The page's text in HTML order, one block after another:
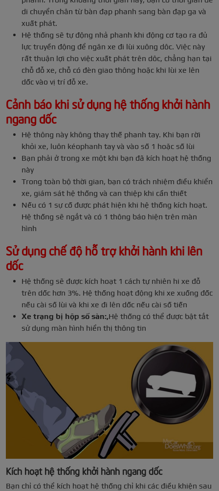
di chuyển chân từ bàn đạp phanh sang bàn đạp ga và
xuất phát.
Hệ thống sẽ tự động nhả phanh khi động cơ tạo ra đủ
lực truyền động để ngăn xe đi lùi xuông dôc. Việc này
rất thuận lợi cho việc xuất phát trên dôc, chẳng hạn tại
chỗ đỗ xe, chỗ có đèn giao thông hoặc khi lùi xe lên
dốc vào vị trí đỗ xe.
Cảnh báo khi sử dụng hệ thống khởi hành
ngang dốc
Hệ thông này không thay thế phanh tay. Khi bạn rời
khỏi xe, luôn kéophanh tay và vào số 1 hoặc số lùi
Bạn phải ở trong xe một khi bạn đã kích hoạt hệ thống
này
Trong toàn bộ thời gian, bạn có trách nhiệm điều khiển
xe, giám sát hệ thống và can thiệp khi cần thiết
Nếu có 1 sự cố được phát hiện khi hệ thống kích hoạt.
Hệ thống sẽ ngắt và có 1 thông báo hiện trên màn
hình
Sử dụng chế độ hỗ trợ khởi hành khi lên
dốc
Hệ thống sẽ được kích hoạt 1 cách tự nhiên hi xe đỗ
trên dốc hơn 3%. Hệ thống hoạt động khi xe xuống đốc
nếu cài số lùi và khi xe đi lên dốc nếu cài số tiến
Xe trạng bị hộp số sàn:,Hệ thống có thể được bật tắt
sử dụng màn hình hiển thị thông tin
Kích hoạt hệ thống khởi hành ngang dốc
Bạn chỉ có thể kích hoạt hệ thống chỉ khi các điều khiện sau